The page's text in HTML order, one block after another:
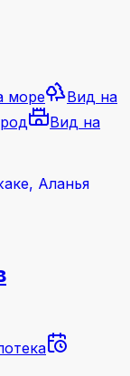
море
Вид на
Вид на